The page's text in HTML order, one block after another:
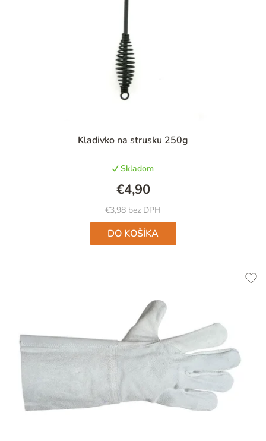
Kladivko na strusku 250g
hodnotenie
je
4,9
z
5
hviezdičiek.
Skladom
€3,98 bez DPH
€4,90
DO KOŠÍKA